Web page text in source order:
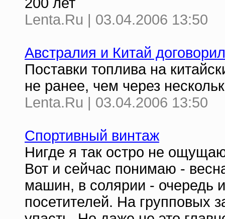
Lenta.Ru | 03.04.2006 13:50
Австралия и Китай
Поставки топлива на
не ранее, чем через
Lenta.Ru | 03.04.2006 13:50
Спортивный винтаж
Нигде я так остро не
Вот и сейчас понимаю -
машин, в солярии - очередь
посетителей. На групповых